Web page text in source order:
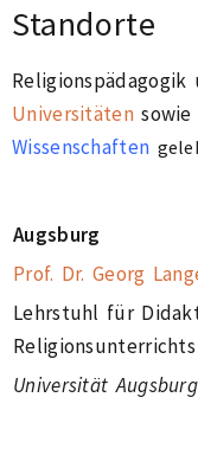
Standorte
Universitätensowie
Wissenschaften
Augsburg
Prof. Dr. Georg
Lehrstuhl für
Universität Augsburg